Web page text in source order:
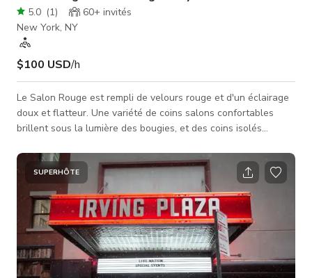
5.0 (1) 60+ invités
New York, NY
$100 USD/h
Le Salon Rouge est rempli de velours rouge et d'un éclairage
doux et flatteur. Une variété de coins salons confortables
brillent sous la lumière des bougies, et des coins isolés
groupes. Exceptionnellement adapté aux célébrations de
toutes sortes, le salon peut accueillir jusqu'à 80 personnes,
mais se sent confortable avec aussi peu que 50.
SUPERHÔTE